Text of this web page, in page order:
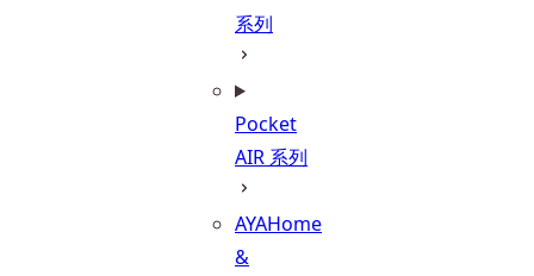
系列
Pocket
AIR 系列
AYAHome
&